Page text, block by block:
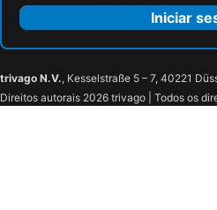
Best Western Hotel Bochum
Days Inn by Wyndham Dortmund West
Iniciar
trivago N.V., Kesselstraße 5 – 7, 40221
Direitos autorais 2026 trivago | Todos os